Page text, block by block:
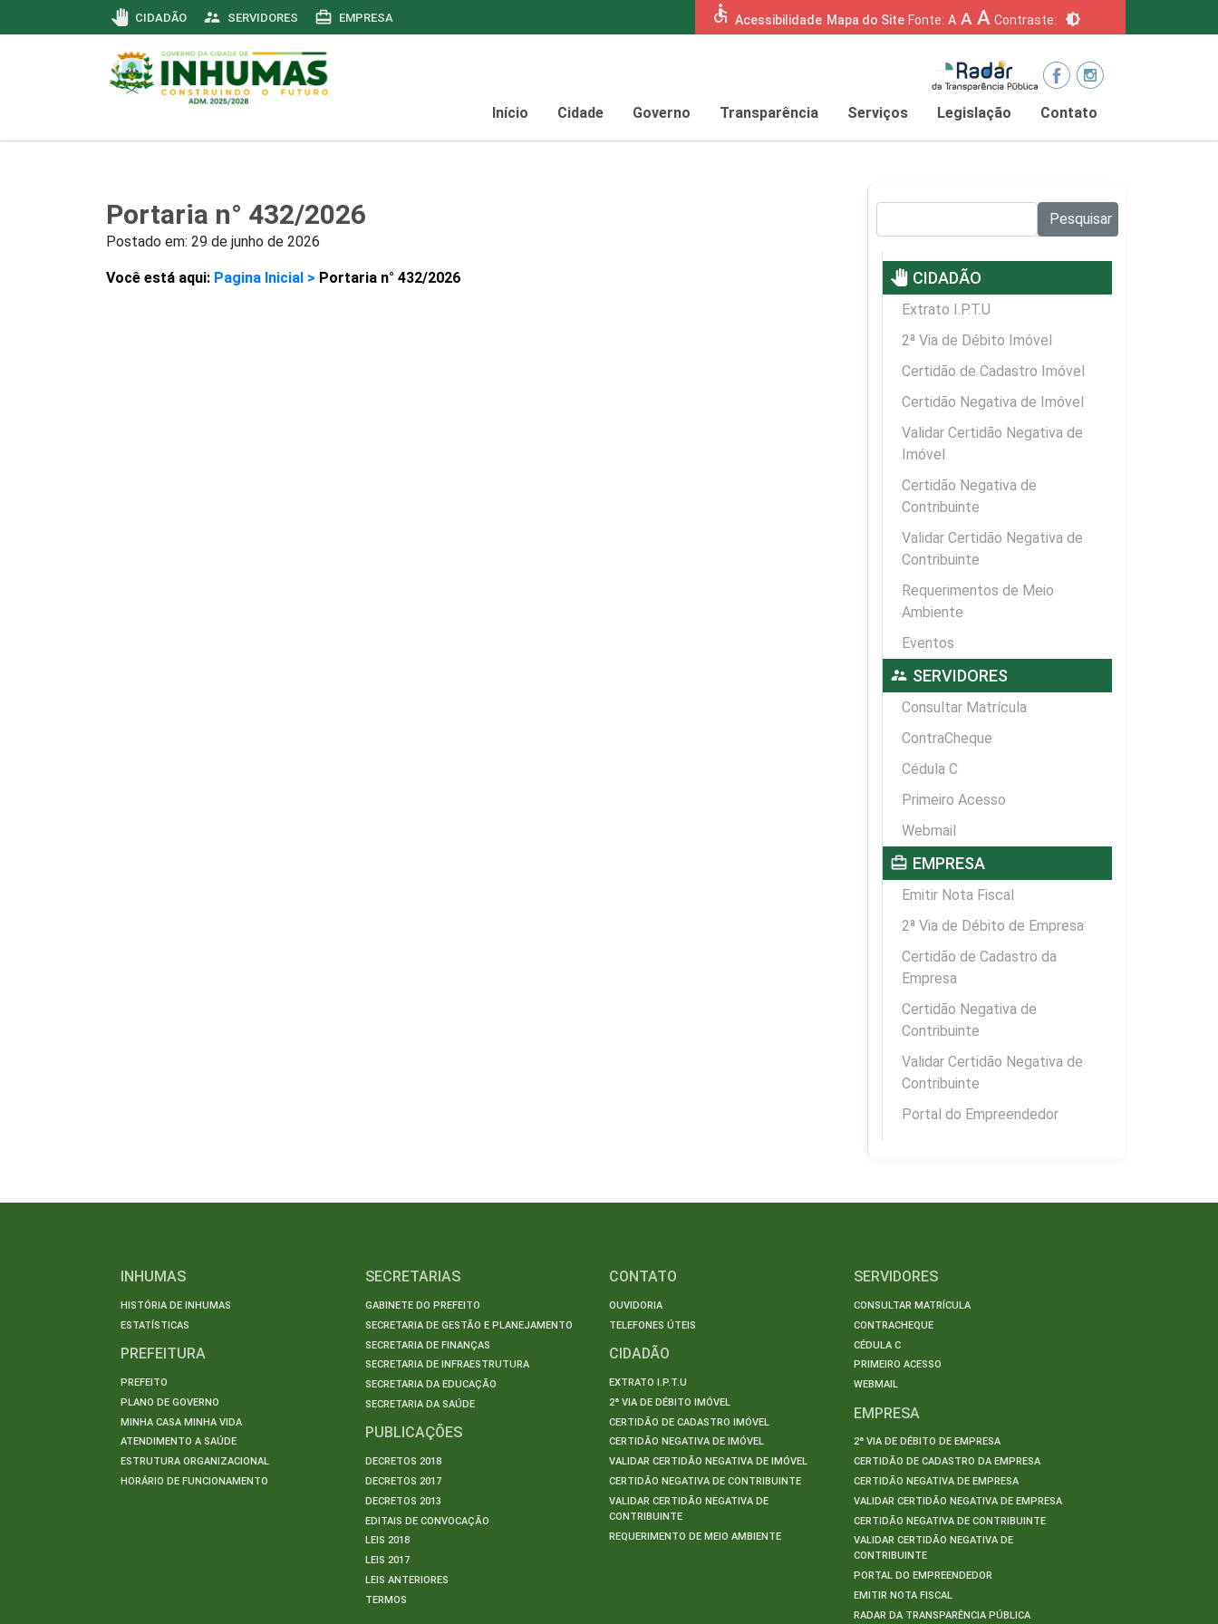
pan_tool CIDADÃO supervisor_account SERVIDORES card_travel EMPRESA accessible Acessibilidade Mapa do Site Fonte: A A A Contraste: brightness_6
Início Cidade Governo Transparência Serviços Legislação Contato
Portaria n° 432/2026
Postado em: 29 de junho de 2026
Você está aqui: Pagina Inicial > Portaria n° 432/2026
Pesquisar
pan_tool CIDADÃO
Extrato I.P.T.U
2ª Via de Débito Imóvel
Certidão de Cadastro Imóvel
Certidão Negativa de Imóvel
Validar Certidão Negativa de
Imóvel
Certidão Negativa de
Contribuinte
Validar Certidão Negativa de
Contribuinte
Requerimentos de Meio
Ambiente
Eventos
supervisor_account SERVIDORES
Consultar Matrícula
ContraCheque
Cédula C
Primeiro Acesso
Webmail
card_travel EMPRESA
Emitir Nota Fiscal
2ª Via de Débito de Empresa
Certidão de Cadastro da
Empresa
Certidão Negativa de
Contribuinte
Validar Certidão Negativa de
Contribuinte
Portal do Empreendedor
INHUMAS
HISTÓRIA DE INHUMAS
ESTATÍSTICAS
PREFEITURA
PREFEITO
PLANO DE GOVERNO
MINHA CASA MINHA VIDA
ATENDIMENTO A SAÚDE
ESTRUTURA ORGANIZACIONAL
HORÁRIO DE FUNCIONAMENTO
SECRETARIAS
GABINETE DO PREFEITO
SECRETARIA DE GESTÃO E PLANEJAMENTO
SECRETARIA DE FINANÇAS
SECRETARIA DE INFRAESTRUTURA
SECRETARIA DA EDUCAÇÃO
SECRETARIA DA SAÚDE
PUBLICAÇÕES
DECRETOS 2018
DECRETOS 2017
DECRETOS 2013
EDITAIS DE CONVOCAÇÃO
LEIS 2018
LEIS 2017
LEIS ANTERIORES
TERMOS
CONTATO
OUVIDORIA
TELEFONES ÚTEIS
CIDADÃO
EXTRATO I.P.T.U
2ª VIA DE DÉBITO IMÓVEL
CERTIDÃO DE CADASTRO IMÓVEL
CERTIDÃO NEGATIVA DE IMÓVEL
VALIDAR CERTIDÃO NEGATIVA DE IMÓVEL
CERTIDÃO NEGATIVA DE CONTRIBUINTE
VALIDAR CERTIDÃO NEGATIVA DE
CONTRIBUINTE
REQUERIMENTO DE MEIO AMBIENTE
SERVIDORES
CONSULTAR MATRÍCULA
CONTRACHEQUE
CÉDULA C
PRIMEIRO ACESSO
WEBMAIL
EMPRESA
2ª VIA DE DÉBITO DE EMPRESA
CERTIDÃO DE CADASTRO DA EMPRESA
CERTIDÃO NEGATIVA DE EMPRESA
VALIDAR CERTIDÃO NEGATIVA DE EMPRESA
CERTIDÃO NEGATIVA DE CONTRIBUINTE
VALIDAR CERTIDÃO NEGATIVA DE
CONTRIBUINTE
PORTAL DO EMPREENDEDOR
EMITIR NOTA FISCAL
RADAR DA TRANSPARÊNCIA PÚBLICA